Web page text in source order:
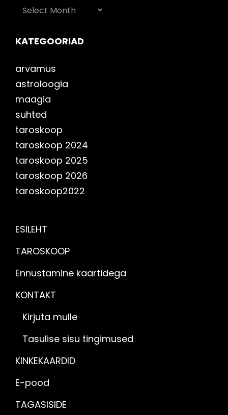
AJALUGU
KATEGOORIAD
arvamus
astroloogia
maagia
suhted
taroskoop
taroskoop 2024
taroskoop 2025
taroskoop 2026
taroskoop2022
ESILEHT
TAROSKOOP
Ennustamine kaartidega
KONTAKT
Kirjuta mulle
Tasulise sisu tingimused
KINKEKAARDID
E-pood
TAGASISIDE